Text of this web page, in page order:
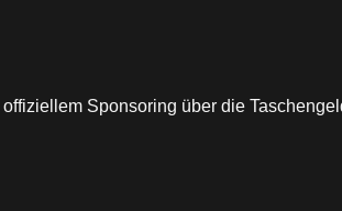
Sponsoring über die